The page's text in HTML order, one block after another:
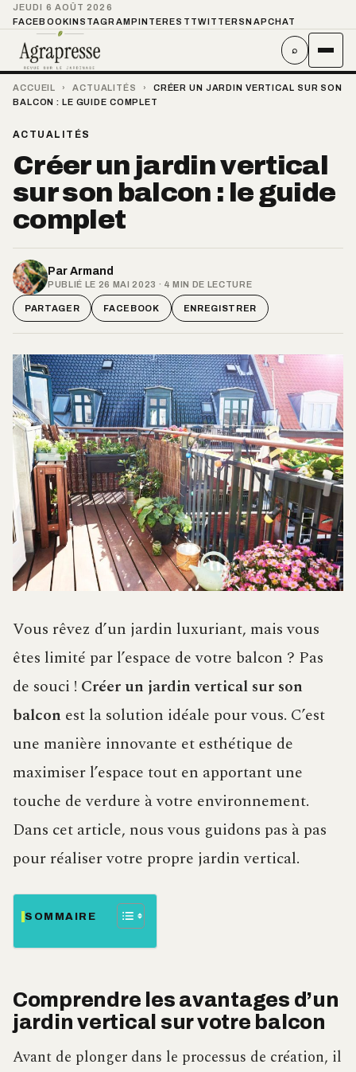
JEUDI 6 AOÛT 2026
FACEBOOKINSTAGRAMPINTEREST TWITTER SNAPCHAT
⌕
ACCUEIL › ACTUALITÉS ›
CRÉER UN JARDIN VERTICAL SUR SON
BALCON : LE GUIDE COMPLET
ACTUALITÉS
Créer un jardin vertical
sur son balcon : le guide
complet
Par Armand
PUBLIÉ LE 26 MAI 2023 · 4 MIN DE LECTURE
PARTAGER FACEBOOK ENREGISTRER
Vous rêvez d’un jardin luxuriant, mais vous
êtes limité par l’espace de votre balcon ? Pas
de souci ! Créer un jardin vertical sur son
balcon est la solution idéale pour vous. C’est
une manière innovante et esthétique de
maximiser l’espace tout en apportant une
touche de verdure à votre environnement.
Dans cet article, nous vous guidons pas à pas
pour réaliser votre propre jardin vertical.
SOMMAIRE
Comprendre les avantages d’un
jardin vertical sur votre balcon
Avant de plonger dans le processus de création, il